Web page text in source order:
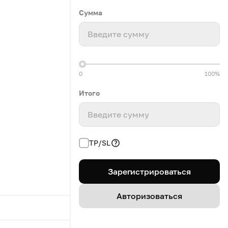
Сумма
Введите сумму
0 100%
Итого
Введите сумму
TP/SL
Зарегистрироваться
Авторизоваться